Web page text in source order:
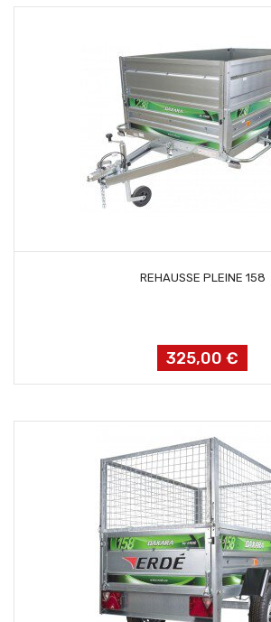
REHAUSSE PLEINE 158
Prix
325,00 €